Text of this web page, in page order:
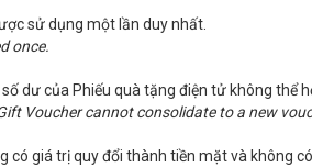
sử dụng một lần duy nhất.
once.
số dư của Phiếu quà tặng điện tử không thể
Voucher cannot consolidate to a new
có giá trị quy đổi thành tiền mặt và không